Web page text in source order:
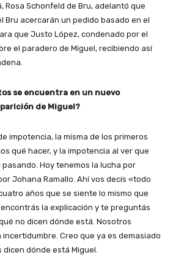
Rosa Schonfeld de Bru, adelantó que
Bru acercarán un pedido basado en el
que Justo López, condenado por el
el paradero de Miguel, recibiendo así
se encuentra en un nuevo
de Miguel?
impotencia, la misma de los primeros
qué hacer, y la impotencia al ver que
Hoy tenemos la lucha por
Johana Ramallo. Ahí vos decís «todo
años que se siente lo mismo que
la explicación y te preguntás
no dicen dónde está. Nosotros
Creo que ya es demasiado
dónde está Miguel.